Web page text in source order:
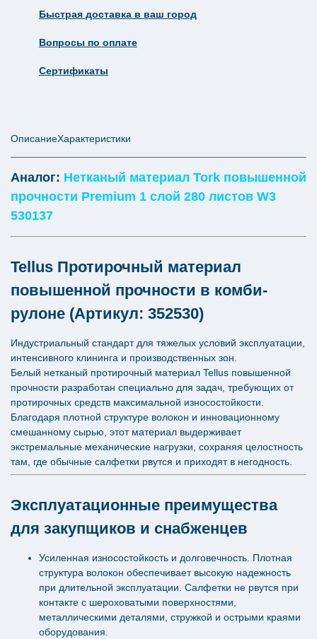
прочности
280
W3
352530
Быстрая доставка в ваш город
Вопросы по оплате
Сертификаты
ОписаниеХарактеристики
Аналог: Нетканый материал Tork повышенной
прочности Premium 1 слой 280 листов W3
530137
Tellus Протирочный материал
повышенной прочности в комби-
рулоне (Артикул: 352530)
Индустриальный стандарт для тяжелых условий эксплуатации,
интенсивного клининга и производственных зон.
Белый нетканый протирочный материал Tellus повышенной
прочности разработан специально для задач, требующих от
протирочных средств максимальной износостойкости.
Благодаря плотной структуре волокон и инновационному
смешанному сырью, этот материал выдерживает
экстремальные механические нагрузки, сохраняя целостность
там, где обычные салфетки рвутся и приходят в негодность.
Эксплуатационные преимущества
для закупщиков и снабженцев
Усиленная износостойкость и долговечность. Плотная
структура волокон обеспечивает высокую надежность
при длительной эксплуатации. Салфетки не рвутся при
контакте с шероховатыми поверхностями,
металлическими деталями, стружкой и острыми краями
оборудования.